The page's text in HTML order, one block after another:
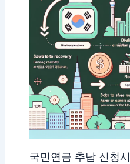
국민연금 추납 신청